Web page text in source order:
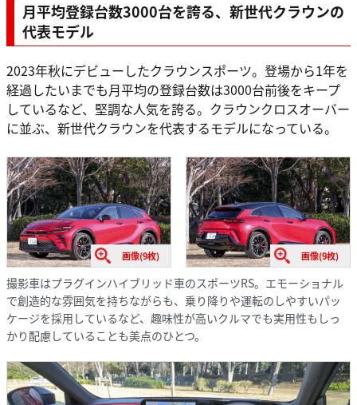
月平均登録台数3000台を誇る、新世代クラウンの
代表モデル
2023年秋にデビューしたクラウンスポーツ。登場から1年を
経過したいまでも月平均の登録台数は3000台前後をキープ
しているなど、堅調な人気を誇る。クラウンクロスオーバー
に並ぶ、新世代クラウンを代表するモデルになっている。
画像(9枚) 画像(9枚)
撮影車はプラグインハイブリッド車のスポーツRS。エモーショナル
で創造的な雰囲気を持ちながらも、乗り降りや運転のしやすいパッ
ケージを採用しているなど、趣味性が高いクルマでも実用性もしっ
かり配慮していることも美点のひとつ。